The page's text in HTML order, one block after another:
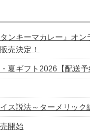
タンキーマカレー』オ
売決定！
夏ギフト2026【配送予
ス説法～ターメリック
開始